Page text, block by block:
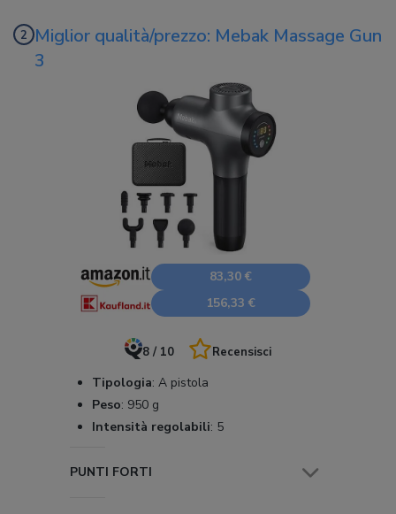
Miglior qualità/prezzo: Mebak Massage Gun
3
83,30 €
156,33 €
8 / 10 Recensisci
Tipologia: A pistola
Peso: 950 g
Intensità regolabili: 5
PUNTI FORTI